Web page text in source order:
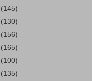
(145)
(130)
(156)
(165)
(100)
(135)